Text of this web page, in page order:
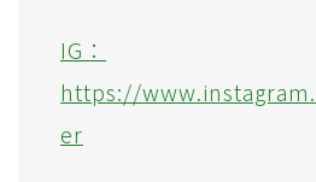
IG：
https://
er